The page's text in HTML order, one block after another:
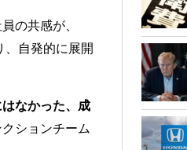
の共感が、
、自発的に展開
はなかった、成
ションチーム